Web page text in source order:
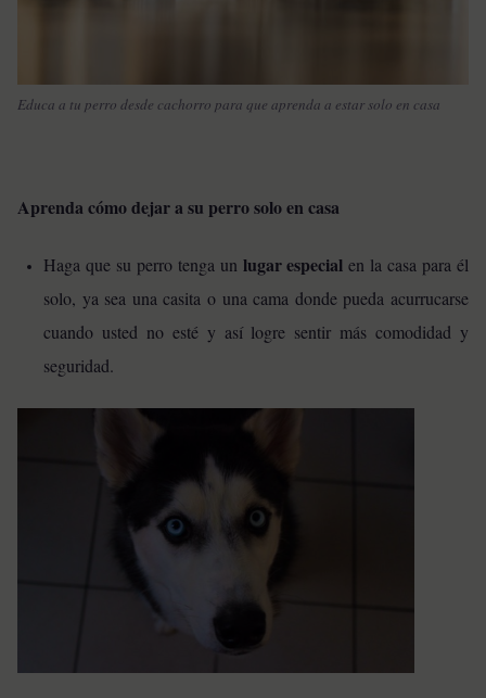
Educa a tu perro desde cachorro para que aprenda a estar solo en casa
Aprenda cómo dejar a su perro solo en casa
Haga que su perro tenga un lugar especialen la casa para él
solo, ya sea una casita o una cama donde pueda acurrucarse
cuando usted no esté y así logre sentir más comodidad y
seguridad.